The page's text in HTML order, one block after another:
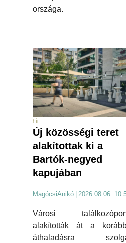
országa.
hír
Új közösségi teret
alakítottak ki a
Bartók-negyed
kapujában
MagócsiAnikó 2026.08.06.
Városi
alakították át a
áthaladásra